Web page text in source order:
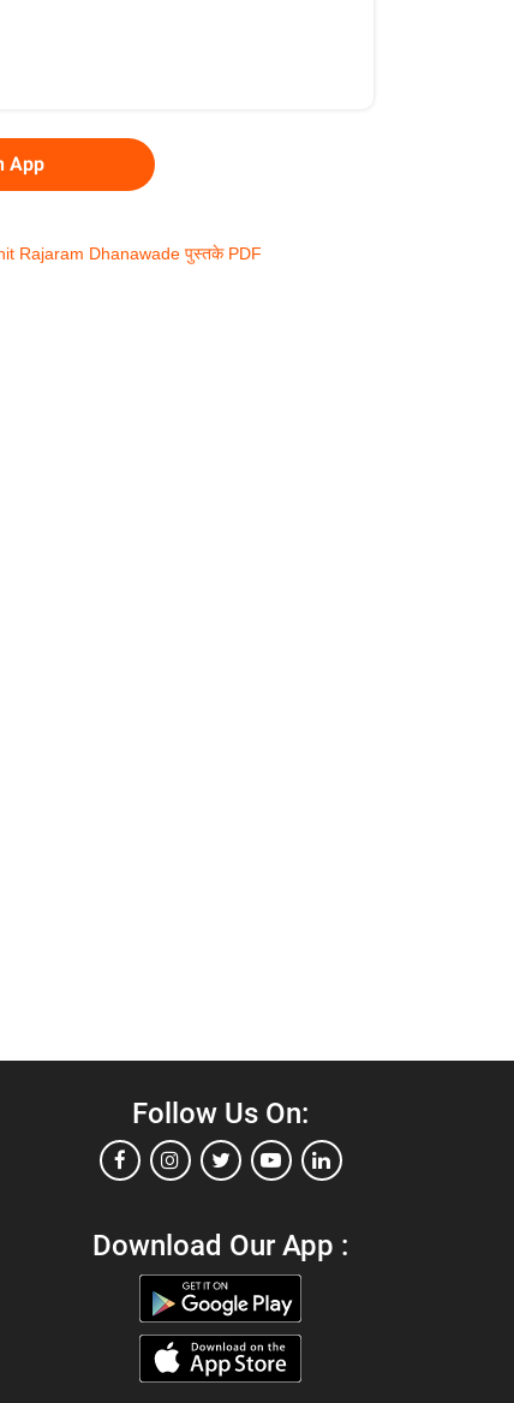
App
Rajaram Dhanawade पुस्तके PDF
Follow Us On:
Download Our App :